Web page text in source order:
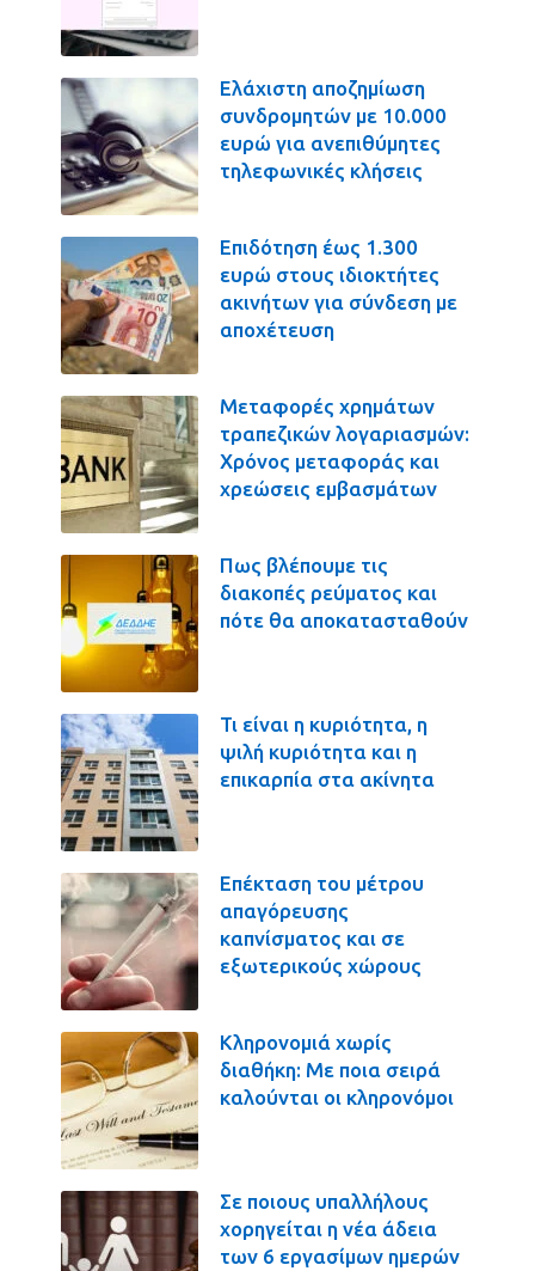
Ελάχιστη αποζημίωση
συνδρομητών με 10.000
ευρώ για ανεπιθύμητες
τηλεφωνικές κλήσεις
Επιδότηση έως 1.300
ευρώ στους ιδιοκτήτες
ακινήτων για σύνδεση με
αποχέτευση
Μεταφορές χρημάτων
τραπεζικών λογαριασμών:
Χρόνος μεταφοράς και
χρεώσεις εμβασμάτων
Πως βλέπουμε τις
διακοπές ρεύματος και
πότε θα αποκατασταθούν
Τι είναι η κυριότητα, η
ψιλή κυριότητα και η
επικαρπία στα ακίνητα
Επέκταση του μέτρου
απαγόρευσης
καπνίσματος και σε
εξωτερικούς χώρους
Κληρονομιά χωρίς
διαθήκη: Με ποια σειρά
καλούνται οι κληρονόμοι
Σε ποιους υπαλλήλους
χορηγείται η νέα άδεια
των 6 εργασίμων ημερών